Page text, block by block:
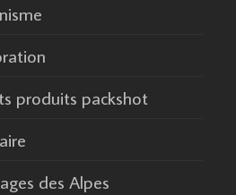
produits packshot
des Alpes